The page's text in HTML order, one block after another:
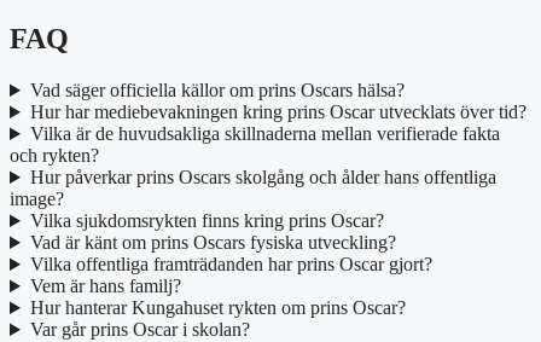
FAQ
Vad säger officiella källor om prins Oscars hälsa?
Hur har mediebevakningen kring prins Oscar utvecklats över tid?
Vilka är de huvudsakliga skillnaderna mellan verifierade fakta
och rykten?
Hur påverkar prins Oscars skolgång och ålder hans offentliga
image?
Vilka sjukdomsrykten finns kring prins Oscar?
Vad är känt om prins Oscars fysiska utveckling?
Vilka offentliga framträdanden har prins Oscar gjort?
Vem är hans familj?
Hur hanterar Kungahuset rykten om prins Oscar?
Var går prins Oscar i skolan?